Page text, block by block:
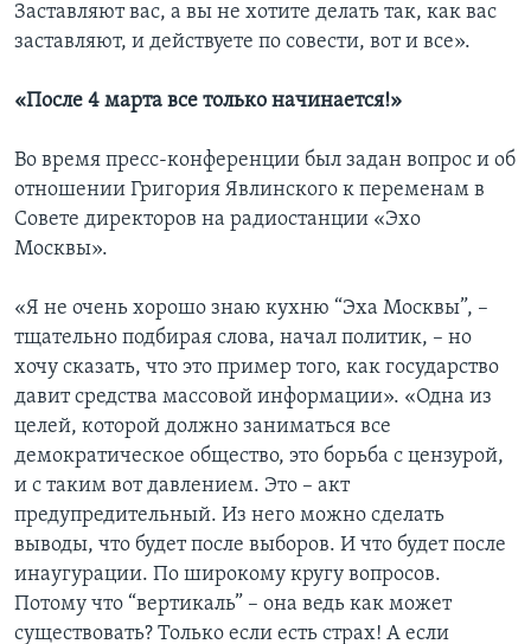
Заставляют вас, а вы не хотите делать так, как вас
заставляют, и действуете по совести, вот и все».
«После 4 марта все только начинается!»
Во время пресс-конференции был задан вопрос и об
отношении Григория Явлинского к переменам в
Совете директоров на радиостанции «Эхо
Москвы».
«Я не очень хорошо знаю кухню “Эха Москвы”, –
тщательно подбирая слова, начал политик, – но
хочу сказать, что это пример того, как государство
давит средства массовой информации». «Одна из
целей, которой должно заниматься все
демократическое общество, это борьба с цензурой,
и с таким вот давлением. Это – акт
предупредительный. Из него можно сделать
выводы, что будет после выборов. И что будет после
инаугурации. По широкому кругу вопросов.
Потому что “вертикаль” – она ведь как может
существовать? Только если есть страх! А если